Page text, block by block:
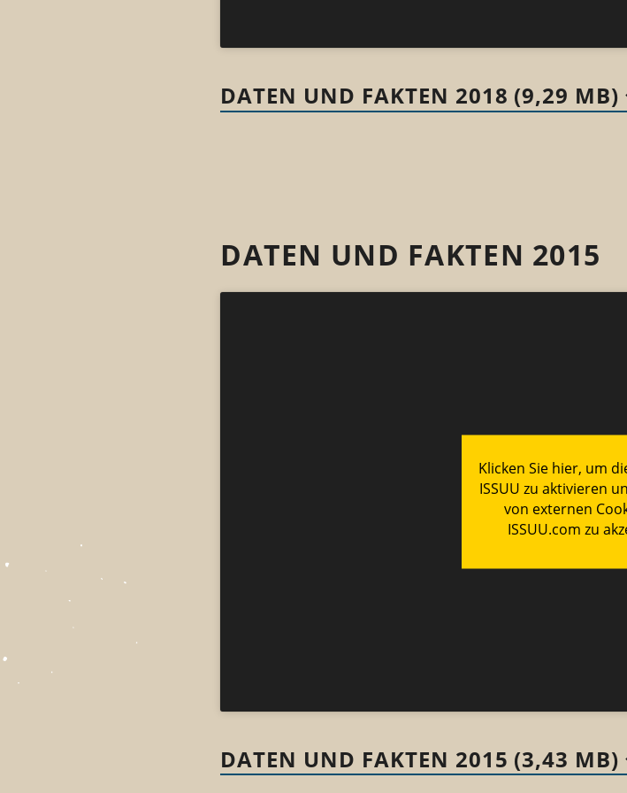
DATEN UND FAKTEN 2018 (9,29 MB)
DATEN UND FAKTEN 2015
DATEN UND FAKTEN 2015 (3,43 MB)